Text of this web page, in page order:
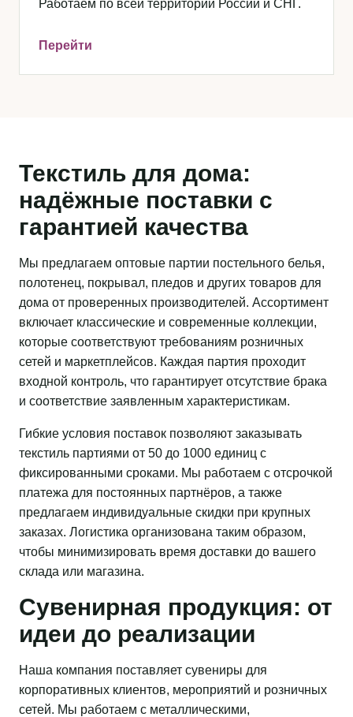
Работаем по всей территории России и СНГ.
Перейти
Текстиль для дома:
надёжные поставки с
гарантией качества
Мы предлагаем оптовые партии постельного белья,
полотенец, покрывал, пледов и других товаров для
дома от проверенных производителей. Ассортимент
включает классические и современные коллекции,
которые соответствуют требованиям розничных
сетей и маркетплейсов. Каждая партия проходит
входной контроль, что гарантирует отсутствие брака
и соответствие заявленным характеристикам.
Гибкие условия поставок позволяют заказывать
текстиль партиями от 50 до 1000 единиц с
фиксированными сроками. Мы работаем с отсрочкой
платежа для постоянных партнёров, а также
предлагаем индивидуальные скидки при крупных
заказах. Логистика организована таким образом,
чтобы минимизировать время доставки до вашего
склада или магазина.
Сувенирная продукция: от
идеи до реализации
Наша компания поставляет сувениры для
корпоративных клиентов, мероприятий и розничных
сетей. Мы работаем с металлическими,